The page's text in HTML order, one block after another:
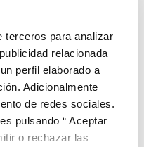
terceros para analizar
relacionada
perfil elaborado a
Adicionalmente
de redes sociales.
pulsando “ Aceptar
o rechazar las